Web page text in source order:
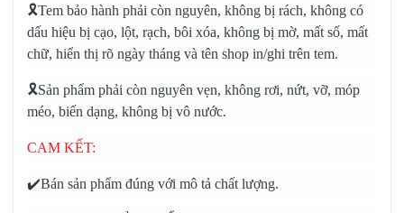
🎗️Tem bảo hành phải còn nguyên, không bị rách, không có
dấu hiệu bị cạo, lột, rạch, bôi xóa, không bị mờ, mất số, mất
chữ, hiển thị rõ ngày tháng và tên shop in/ghi trên tem.
🎗️Sản phẩm phải còn nguyên vẹn, không rơi, nứt, vỡ, móp
méo, biến dạng, không bị vô nước.
CAM KẾT:
✔️Bán sản phẩm đúng với mô tả chất lượng.